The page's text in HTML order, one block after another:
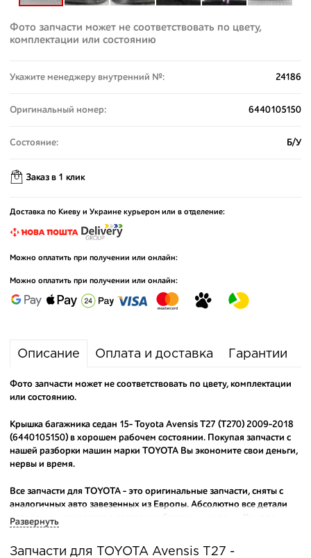
Фото запчасти может не соответствовать по цвету,
комплектации или состоянию
Укажите менеджеру внутренний №: 24186
Оригинальный номер: 6440105150
Состояние: Б/У
Заказ в 1 клик
Доставка по Киеву и Украине курьером или в отделение:
Можно оплатить при получении или онлайн:
Можно оплатить при получении или онлайн:
Описание Оплата и доставка Гарантии
Фото запчасти может не соответствовать по цвету, комплектации
или состоянию.
Крышка багажника седан 15- Toyota Avensis T27 (T270) 2009-2018
(6440105150) в хорошем рабочем состоянии. Покупая запчасти с
нашей разборки машин марки TOYOTA Вы экономите свои деньги,
нервы и время.
Все запчасти для TOYOTA - это оригинальные запчасти, сняты с
аналогичных авто завезенных из Европы. Абсолютно все детали
исправны и находятся в состоянии близком к новому. Каждая
производителя.
Развернуть
Запчасти для TOYOTA Avensis T27 -